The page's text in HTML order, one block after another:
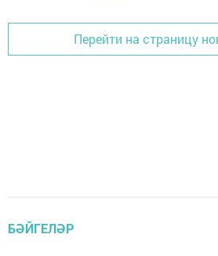
Перейти на страницу
БӘЙГЕЛӘР